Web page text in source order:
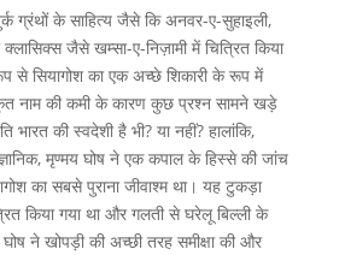
ग्रंथों के साहित्य जैसे कि अनवर-ए-सुहाइली,
क्लासिक्स जैसे खम्सा-ए-निज़ामी में चित्रित किया
से सियागोश का एक अच्छे शिकारी के रूप में
नाम की कमी के कारण कुछ प्रश्न सामने खड़े
भारत की स्वदेशी है भी? या नहीं? हालांकि,
मृण्मय घोष ने एक कपाल के हिस्से की जांच
का सबसे पुराना जीवाश्म था। यह टुकड़ा
किया गया था और गलती से घरेलू बिल्ली के
ने खोपड़ी की अच्छी तरह समीक्षा की और